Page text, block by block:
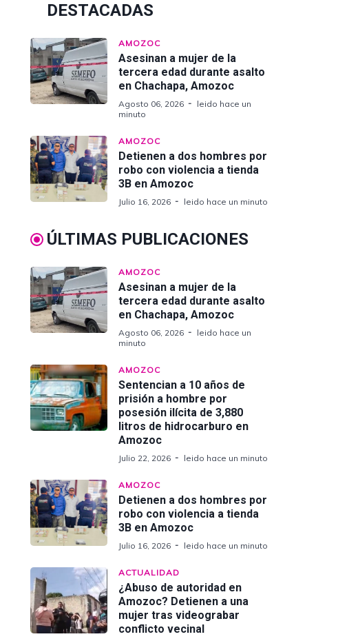
DESTACADAS
AMOZOC
Asesinan a mujer de la
tercera edad durante asalto
en Chachapa, Amozoc
Agosto 06, 2026
leido hace un
minuto
AMOZOC
Detienen a dos hombres por
robo con violencia a tienda
3B en Amozoc
Julio 16, 2026 leido hace un minuto
ÚLTIMAS PUBLICACIONES
AMOZOC
Asesinan a mujer de la
tercera edad durante asalto
en Chachapa, Amozoc
Agosto 06, 2026
leido hace un
minuto
AMOZOC
Sentencian a 10 años de
prisión a hombre por
posesión ilícita de 3,880
litros de hidrocarburo en
Amozoc
Julio 22, 2026 leido hace un minuto
AMOZOC
Detienen a dos hombres por
robo con violencia a tienda
3B en Amozoc
Julio 16, 2026 leido hace un minuto
ACTUALIDAD
¿Abuso de autoridad en
Amozoc? Detienen a una
mujer tras videograbar
conflicto vecinal